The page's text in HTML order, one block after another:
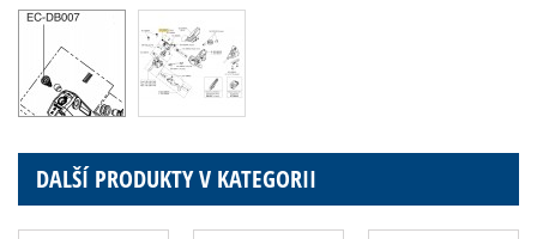
DALŠÍ PRODUKTY V KATEGORII